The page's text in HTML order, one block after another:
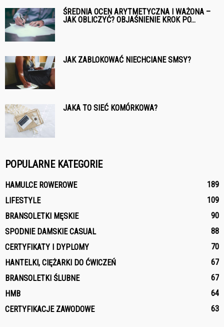
ŚREDNIA OCEN ARYTMETYCZNA I WAŻONA –
JAK OBLICZYĆ? OBJAŚNIENIE KROK PO...
JAK ZABLOKOWAĆ NIECHCIANE SMSY?
JAKA TO SIEĆ KOMÓRKOWA?
POPULARNE KATEGORIE
HAMULCE ROWEROWE
189
LIFESTYLE
109
BRANSOLETKI MĘSKIE
90
SPODNIE DAMSKIE CASUAL
88
CERTYFIKATY I DYPLOMY
70
HANTELKI, CIĘŻARKI DO ĆWICZEŃ
67
BRANSOLETKI ŚLUBNE
67
HMB
64
CERTYFIKACJE ZAWODOWE
63